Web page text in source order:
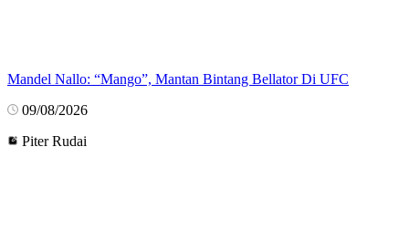
Mandel Nallo: “Mango”, Mantan Bintang Bellator Di UFC
09/08/2026
Piter Rudai